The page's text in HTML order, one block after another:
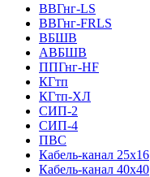
ВВГнг-LS
ВВГнг-FRLS
ВБШВ
АВБШВ
ППГнг-HF
КГтп
КГтп-ХЛ
СИП-2
СИП-4
ПВС
Кабель-канал 25х16
Кабель-канал 40х40